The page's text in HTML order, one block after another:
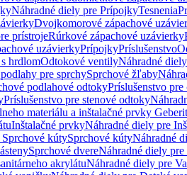
Náhradné diely pre PrípojkyTesnenia
Dvojkomorové zápachové
prístrojeRúrkové zápachové uzávierky
uzávierkyPrípojkyPríslušenstvo
hrdlomOdtokové ventilyNáhradné
pre sprchySprchové žľaby
podlahové odtokyPríslušenstvo
Príslušenstvo pre stenové odtoky
materiálu a inštalačné prvky
Inštalačné prvkyNáhradné diely pre
kútySprchové kútyNáhradné
Sprchové dvereNáhradné diely
akrylátuNáhradné diely pre